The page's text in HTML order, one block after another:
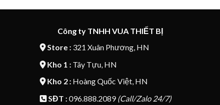
Công ty TNHH VUA THIẾT BỊ
Store :321 Xuân Phương, HN
Kho 1 :Tây Tựu, HN
Kho 2 :Hoàng Quốc Việt, HN
SĐT :096.888.2089 (Call/Zalo 24/7)